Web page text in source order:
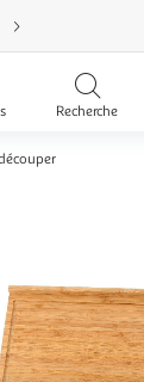
Recherche